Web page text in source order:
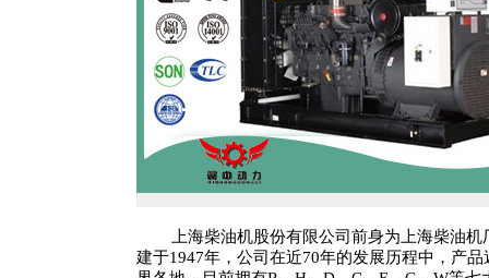
上海柴油机股份有限公司前身为上海柴油机
建于1947年，公司在近70年的发展历程中，产品